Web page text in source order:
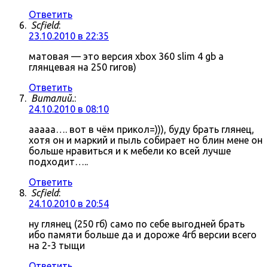
Ответить
Scfield:
23.10.2010 в 22:35
матовая — это версия xbox 360 slim 4 gb а
глянцевая на 250 гигов)
Ответить
Виталий.:
24.10.2010 в 08:10
ааааа…. вот в чём прикол=))), буду брать глянец,
хотя он и маркий и пыль собирает но блин мене он
больше нравиться и к мебели ко всей лучше
подходит…..
Ответить
Scfield:
24.10.2010 в 20:54
ну глянец (250 гб) само по себе выгодней брать
ибо памяти больше да и дороже 4гб версии всего
на 2-3 тыщи